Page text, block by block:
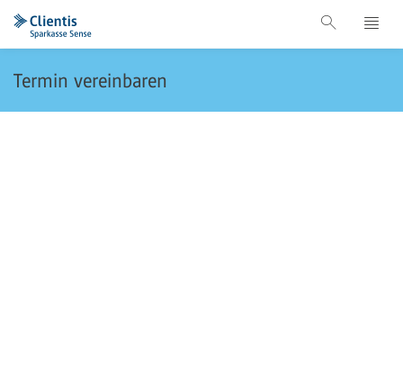
Termin vereinbaren